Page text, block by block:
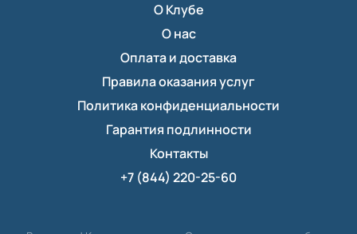
О Клубе
О нас
Оплата и доставка
Правила оказания услуг
Политика конфиденциальности
Гарантия подлинности
Контакты
+7 (844) 220-25-60